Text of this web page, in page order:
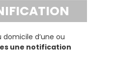
d’une ou
une notification